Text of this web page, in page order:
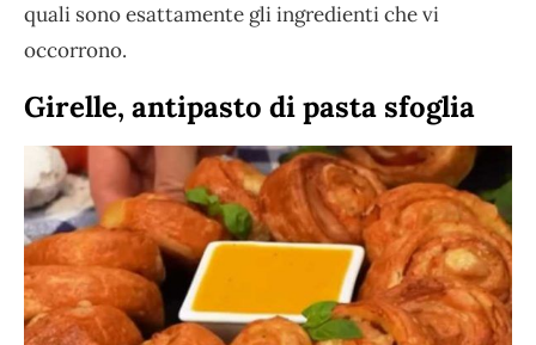
quali sono esattamente gli ingredienti che vi
occorrono.
Girelle, antipasto di pasta sfoglia